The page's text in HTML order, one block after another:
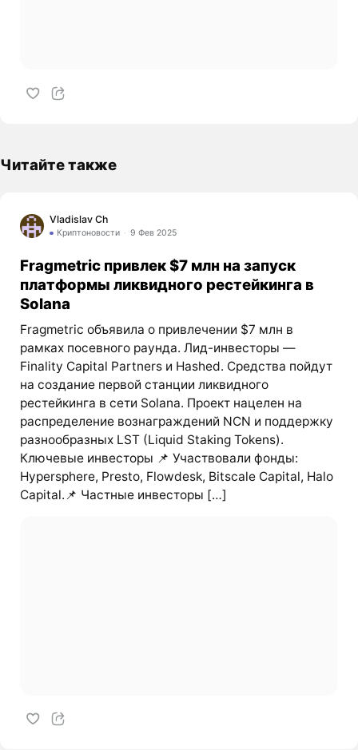
Читайте также
Vladislav Ch
Криптоновости 9 Фев 2025
Fragmetric привлек $7 млн на запуск
платформы ликвидного рестейкинга в
Solana
Fragmetric объявила о привлечении $7 млн в
рамках посевного раунда. Лид-инвесторы —
Finality Capital Partners и Hashed. Средства пойдут
на создание первой станции ликвидного
рестейкинга в сети Solana. Проект нацелен на
распределение вознаграждений NCN и поддержку
разнообразных LST (Liquid Staking Tokens).
Ключевые инвесторы 📌 Участвовали фонды:
Hypersphere, Presto, Flowdesk, Bitscale Capital, Halo
Capital.📌 Частные инвесторы […]